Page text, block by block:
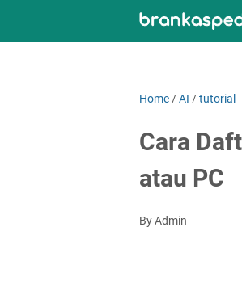
Home /AI /tutorial
Cara
atau PC
By Admin